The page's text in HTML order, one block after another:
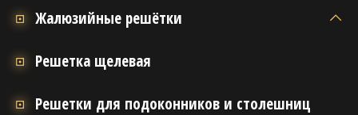
Жалюзийные решётки
Решетка щелевая
Решетки для подоконников и столешниц